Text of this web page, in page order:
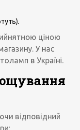
ціною
У нас
в Україні.
відповідний